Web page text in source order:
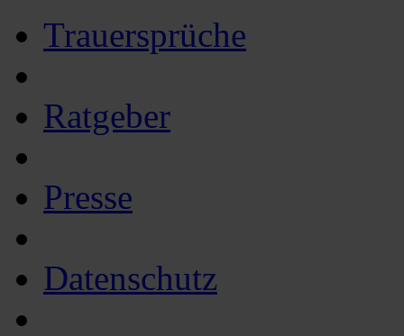
Trauersprüche
Ratgeber
Presse
Datenschutz